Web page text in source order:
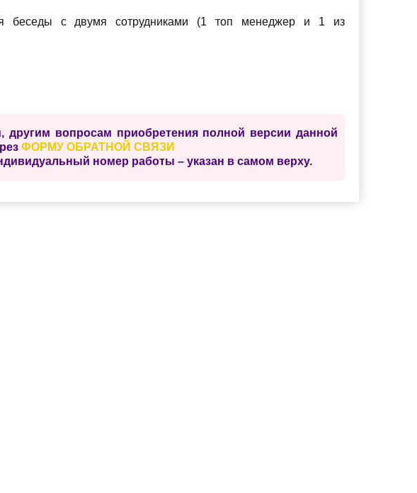
беседы с двумя сотрудниками (1 топ менеджер и 1 из
другим вопросам приобретения полной версии данной
ФОРМУ ОБРАТНОЙ СВЯЗИ
номер работы – указан в самом верху.